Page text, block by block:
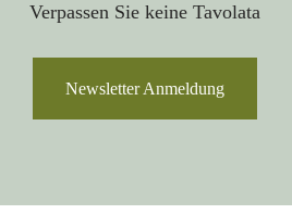
Verpassen Sie keine Tavolata
Newsletter Anmeldung